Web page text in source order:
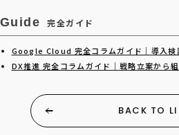
Guide 完全ガイド
Google Cloud 完全コラムガイド｜導入検
DX推進 完全コラムガイド｜戦略立案から
BACK TO